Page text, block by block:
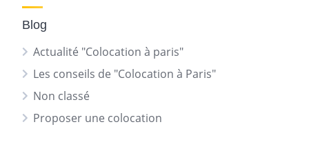
Blog
Actualité "Colocation à paris"
Les conseils de "Colocation à Paris"
Non classé
Proposer une colocation